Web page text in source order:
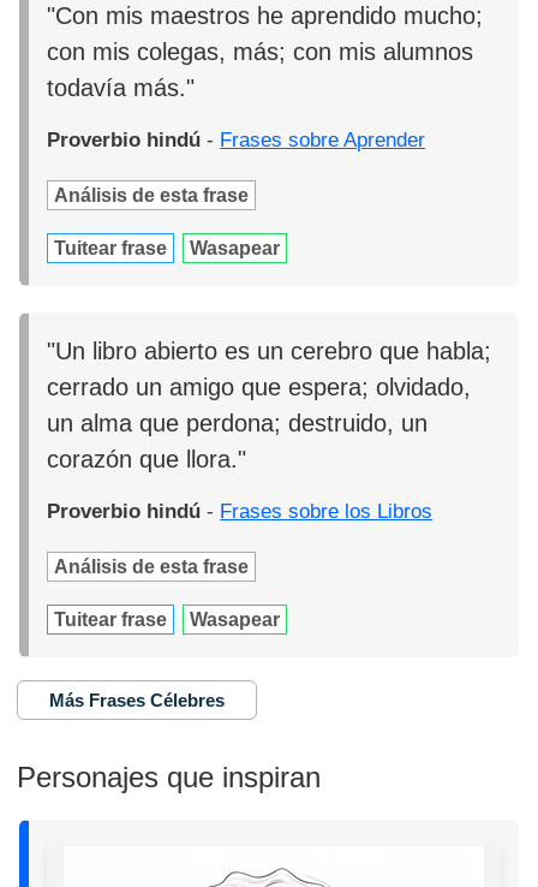
"Con mis maestros he aprendido mucho;
con mis colegas, más; con mis alumnos
todavía más."
Proverbio hindú - Frases sobre Aprender
Análisis de esta frase
Tuitear frase Wasapear
"Un libro abierto es un cerebro que habla;
cerrado un amigo que espera; olvidado,
un alma que perdona; destruido, un
corazón que llora."
Proverbio hindú - Frases sobre los Libros
Análisis de esta frase
Tuitear frase Wasapear
Más Frases Célebres
Personajes que inspiran